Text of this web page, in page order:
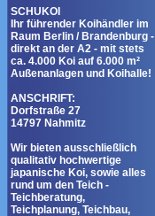
SCHUKOI
Ihr führender Koihändler im
Raum Berlin / Brandenburg -
direkt an der A2 - mit stets
ca. 4.000 Koi auf 6.000 m²
Außenanlagen und Koihalle!
ANSCHRIFT:
Dorfstraße 27
14797 Nahmitz
Wir bieten ausschließlich
qualitativ hochwertige
japanische Koi, sowie alles
rund um den Teich -
Teichberatung,
Teichplanung, Teichbau,